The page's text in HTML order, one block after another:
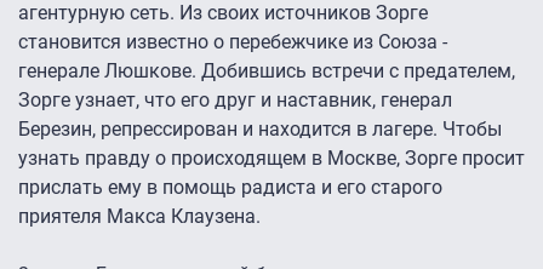
агентурную сеть. Из своих источников Зорге
становится известно о перебежчике из Союза -
генерале Люшкове. Добившись встречи с предателем,
Зорге узнает, что его друг и наставник, генерал
Березин, репрессирован и находится в лагере. Чтобы
узнать правду о происходящем в Москве, Зорге просит
прислать ему в помощь радиста и его старого
приятеля Макса Клаузена.